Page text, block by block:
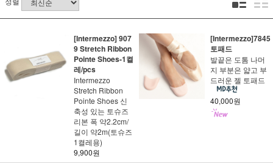
[Intermezzo] 907
9 Stretch Ribbon
Pointe Shoes-1켤
레/pcs
Intermezzo
Stretch Ribbon
Pointe Shoes 신
축성 있는 토슈즈
리본 폭 약2.2cm/
길이 약2m(토슈즈
1켤레용)
9,900원
[Intermezzo]7845
토패드
발끝은 도톰 나머
지 부분은 얇고 부
드러운 젤 토패드
40,000원